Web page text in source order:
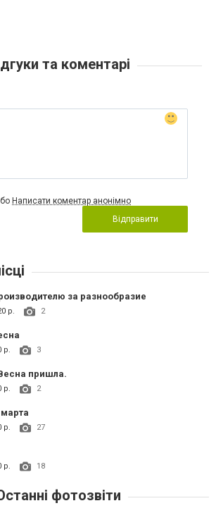
та коментарі
Написати коментар анонімно
Відправити
за разнообразие
р. 2
р. 3
пришла.
р. 2
р. 27
р. 18
фотозвіти